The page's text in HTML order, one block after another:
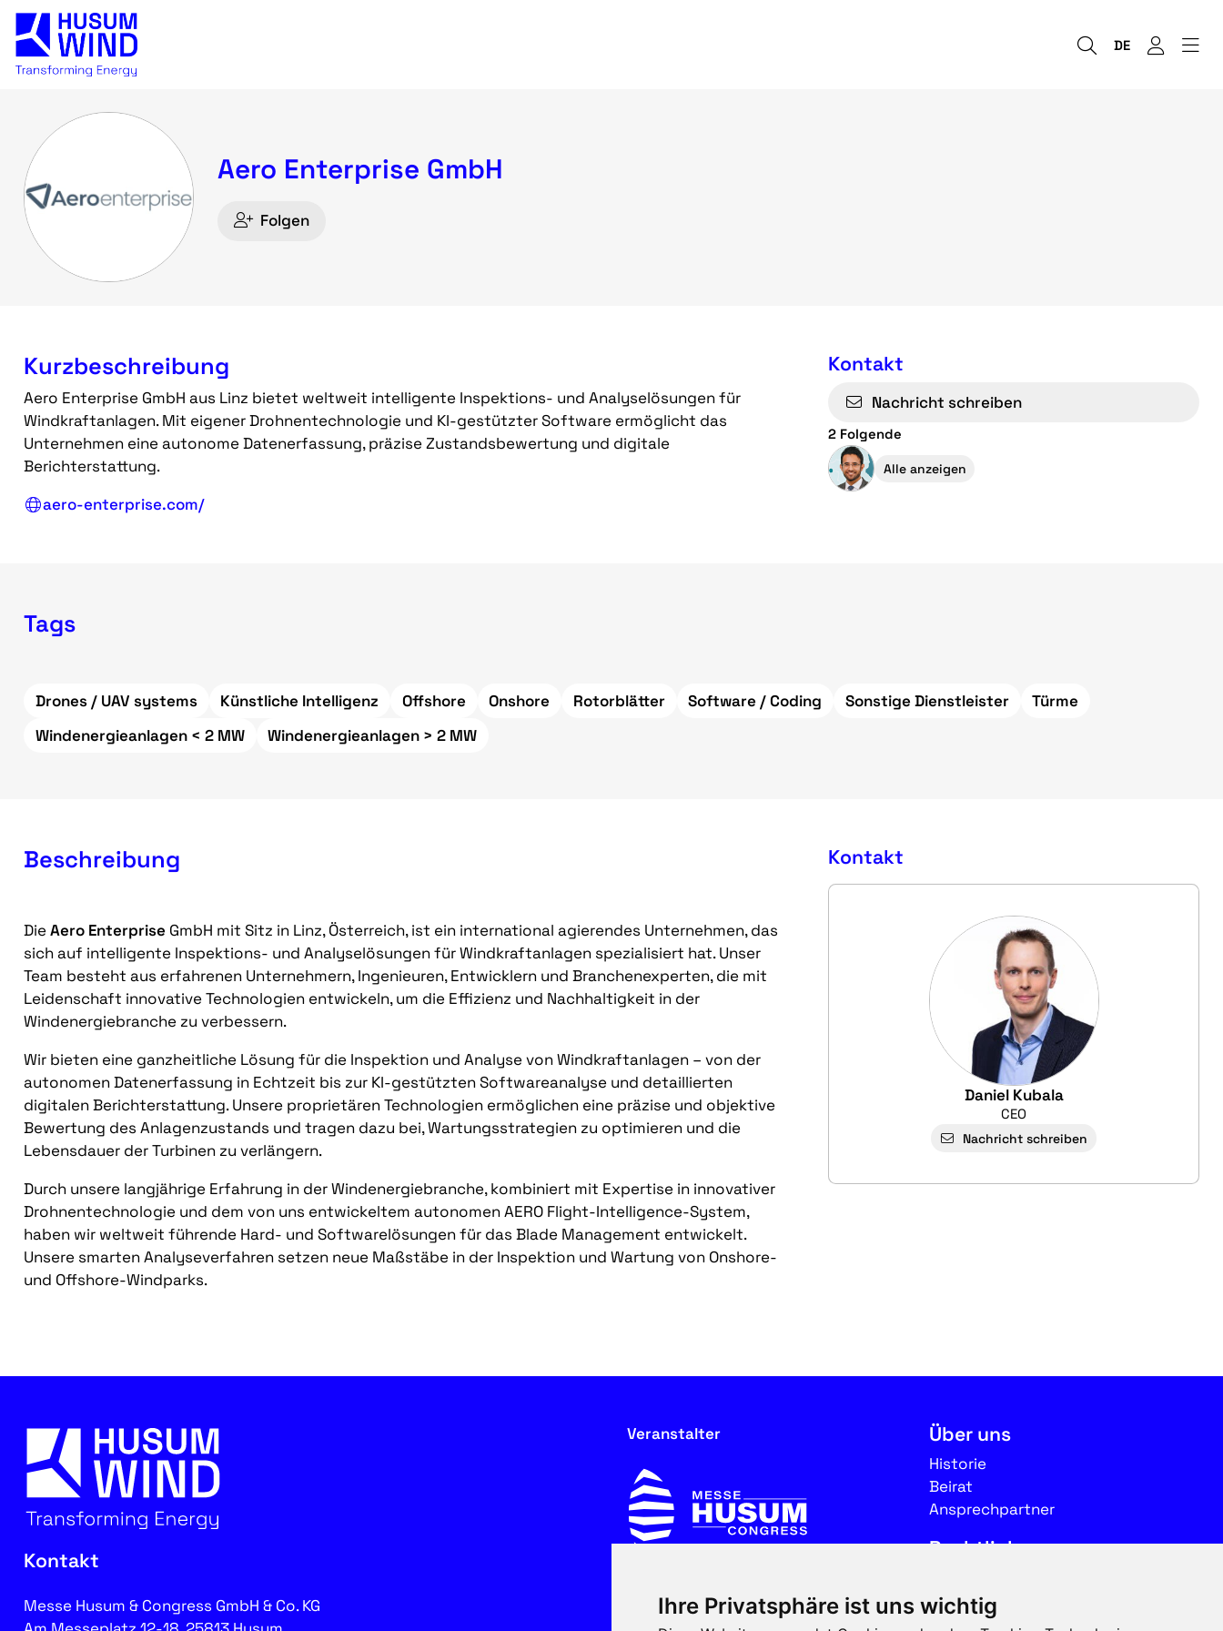
Ihre Privatsphäre ist uns wichtig
DE
Aero Enterprise GmbH
Folgen
Kurzbeschreibung
Aero Enterprise GmbH aus Linz bietet weltweit intelligente Inspektions- und Analyselösungen für
Windkraftanlagen. Mit eigener Drohnentechnologie und KI-gestützter Software ermöglicht das
Unternehmen eine autonome Datenerfassung, präzise Zustandsbewertung und digitale
Berichterstattung.
aero-enterprise.com/
Kontakt
Nachricht schreiben
2 Folgende
Alle anzeigen
Tags
Drones / UAV systems Künstliche Intelligenz Offshore Onshore Rotorblätter Software / Coding Sonstige Dienstleister
Türme
Windenergieanlagen < 2 MW
Windenergieanlagen > 2 MW
Beschreibung
DieAero Enterprise GmbH mit Sitz in Linz, Österreich, ist ein international agierendes Unternehmen, das
sich auf intelligente Inspektions- und Analyselösungen für Windkraftanlagen spezialisiert hat. Unser
Team besteht aus erfahrenen Unternehmern, Ingenieuren, Entwicklern und Branchenexperten, die mit
Leidenschaft innovative Technologien entwickeln, um die Effizienz und Nachhaltigkeit in der
Windenergiebranche zu verbessern.
Wir bieten eine ganzheitliche Lösung für die Inspektion und Analyse von Windkraftanlagen – von der
autonomen Datenerfassung in Echtzeit bis zur KI-gestützten Softwareanalyse und detaillierten
digitalen Berichterstattung. Unsere proprietären Technologien ermöglichen eine präzise und objektive
Bewertung des Anlagenzustands und tragen dazu bei, Wartungsstrategien zu optimieren und die
Lebensdauer der Turbinen zu verlängern.
Durch unsere langjährige Erfahrung in der Windenergiebranche, kombiniert mit Expertise in innovativer
Drohnentechnologie und dem von uns entwickeltem autonomen AERO Flight-Intelligence-System,
haben wir weltweit führende Hard- und Softwarelösungen für das Blade Management entwickelt.
Unsere smarten Analyseverfahren setzen neue Maßstäbe in der Inspektion und Wartung von Onshore-
und Offshore-Windparks.
Kontakt
Daniel Kubala
CEO
Nachricht schreiben
Kontakt
Messe Husum & Congress GmbH & Co. KG
Veranstalter
In Kooperation mit
Über uns
Historie
Beirat
Ansprechpartner
Rechtliches
Impressum
Datenschutz